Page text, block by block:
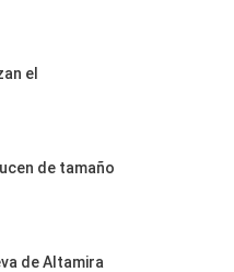
el
de tamaño
de Altamira